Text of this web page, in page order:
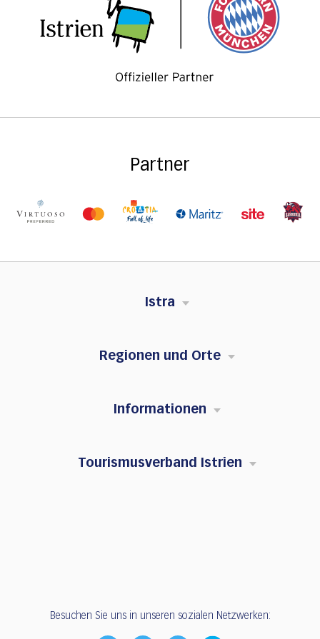
Partner
Istra
Regionen und Orte
Informationen
Tourismusverband Istrien
Besuchen Sie uns in unseren sozialen Netzwerken: